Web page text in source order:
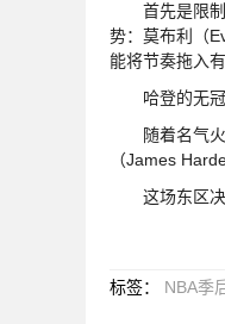
首先是限制
势：莫布利（
能将节奏拖入
哈登的无冠
随着名气火
（James
这场东区决
标签： NBA季